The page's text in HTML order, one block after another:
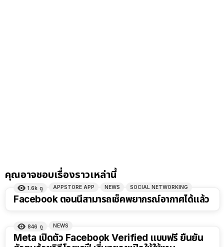
คุณอาจชอบเรื่องราวเหล่านี้
1.6k ดู APPSTORE APP NEWS SOCIAL NETWORKING
Facebook ตอนนี้สามารถเช็คพยากรณ์อากาศได้แล้ว
846 ดู NEWS
Meta เปิดตัว Facebook Verified แบบฟรี ยืนยัน